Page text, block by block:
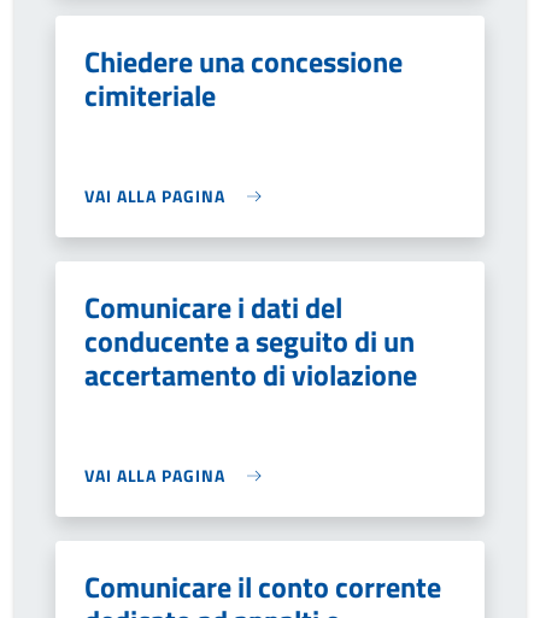
Chiedere una concessione
cimiteriale
VAI ALLA PAGINA
Comunicare i dati del
conducente a seguito di un
accertamento di violazione
VAI ALLA PAGINA
Comunicare il conto corrente